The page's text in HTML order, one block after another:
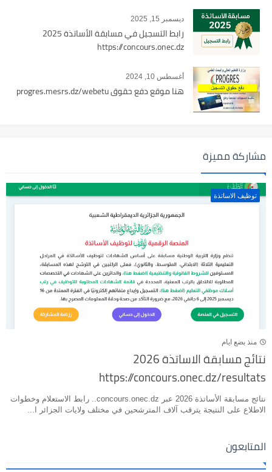
ديسمبر 15, 2025
رابط التسجيل في مسابقة الأساتذة 2025
https://concours.onec.dz
أغسطس 10, 2024
هنا موقع دفع حقوق progres.mesrs.dz/webetu
مشاركة مميزة
توظيف الاساتذة
منذ بضع ايام
نتائج مسابقة الاساتذة 2026
https://concours.onec.dz/resultats
نتائج مسابقة الأساتذة 2026 عبر concours.onec.dz.. رابط الاستعلام وخطوات
الاطلاع على النتيجة يترقب آلاف المترشحين في مختلف ولايات الجزائر ا...
المتابعون